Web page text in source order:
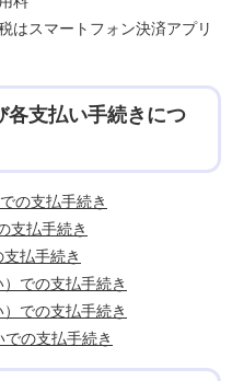
はスマートフォン決済アプリ
各支払い手続きにつ
の支払手続き
支払手続き
払手続き
での支払手続き
での支払手続き
の支払手続き